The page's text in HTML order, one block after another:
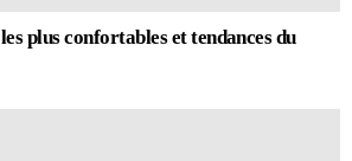
plus confortables et tendances du